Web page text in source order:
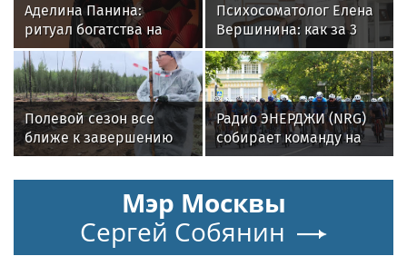
Аделина Панина:
ритуал богатства на
сахар
Психосоматолог Елена
Вершинина: как за 3
минуты вернуть себе
равновесие
Полевой сезон все
ближе к завершению
Радио ЭНЕРДЖИ (NRG)
собирает команду на
Tour de Russie в
Мэр Москвы
Сергей Собянин